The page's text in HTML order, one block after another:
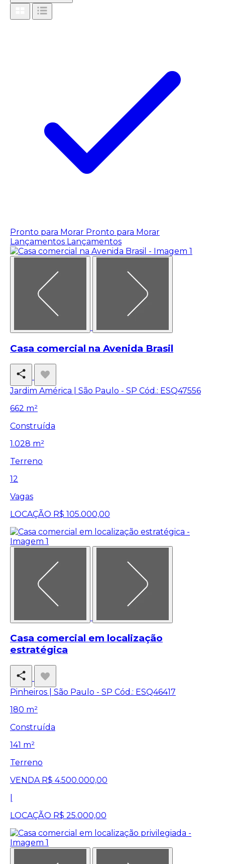
Pronto para Morar Pronto para Morar
Lançamentos Lançamentos
Casa comercial na Avenida Brasil
Jardim América | São Paulo - SP Cód.: ESQ47556
662 m²
Construída
1.028 m²
Terreno
12
Vagas
LOCAÇÃO R$ 105.000,00
Casa comercial em localização
estratégica
Pinheiros | São Paulo - SP Cód.: ESQ46417
180 m²
Construída
141 m²
Terreno
VENDA R$ 4.500.000,00
LOCAÇÃO R$ 25.000,00